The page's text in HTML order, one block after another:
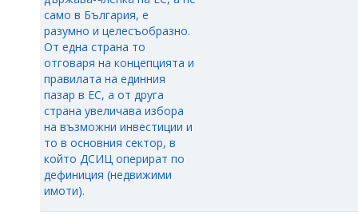
само в България, е
разумно и целесъобразно.
От една страна то
отговаря на концепцията и
правилата на единния
пазар в ЕС, а от друга
страна увеличава избора
на възможни инвестиции и
то в основния сектор, в
който ДСИЦ оперират по
дефиниция (недвижими
имоти).